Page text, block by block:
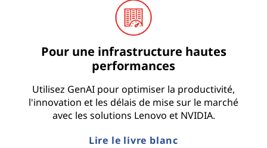
Pour une infrastructure hautes
performances
Utilisez GenAI pour optimiser la productivité,
l'innovation et les délais de mise sur le marché
avec les solutions Lenovo et NVIDIA.
Lire le livre blanc